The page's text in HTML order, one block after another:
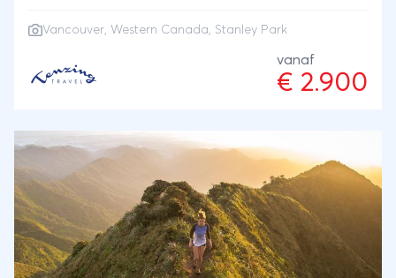
spotten. De indrukwekkende natuur wordt
gecombineerd met het levendige Vancouver. De
stad is een absolute aanrader voor het maken van
maar vergeet ook zeker niet culinair te genieten in
Vancouver in de vele sfeervolle restaurants en leuke
barretjes.
Vancouver, Western Canada, Stanley Park
vanaf
€ 2.900